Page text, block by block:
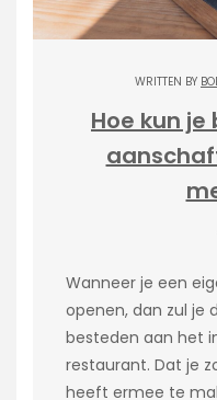
WRITTEN BY
Hoe kun
Wanneer je een
openen, dan zul je
besteden aan het
restaurant. Dat je
heeft ermee te